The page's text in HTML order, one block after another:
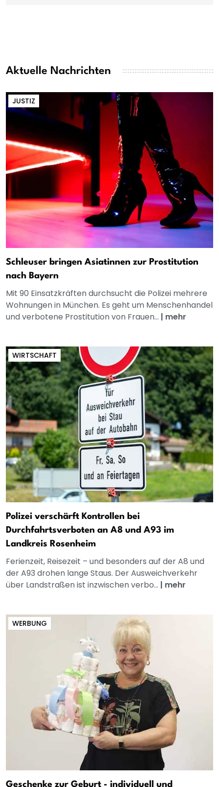
Aktuelle Nachrichten
JUSTIZ
Schleuser bringen Asiatinnen zur Prostitution
nach Bayern
Mit 90 Einsatzkräften durchsucht die Polizei mehrere
Wohnungen in München. Es geht um Menschenhandel
und verbotene Prostitution von Frauen... | mehr
WIRTSCHAFT
Polizei verschärft Kontrollen bei
Durchfahrtsverboten an A8 und A93 im
Landkreis Rosenheim
Ferienzeit, Reisezeit – und besonders auf der A8 und
der A93 drohen lange Staus. Der Ausweichverkehr
über Landstraßen ist inzwischen verbo... | mehr
WERBUNG
Geschenke zur Geburt - individuell und